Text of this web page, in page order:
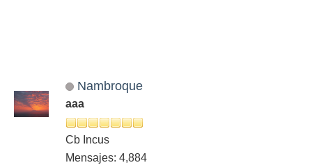
Nambroque
aaa
Cb Incus
Mensajes: 4,884